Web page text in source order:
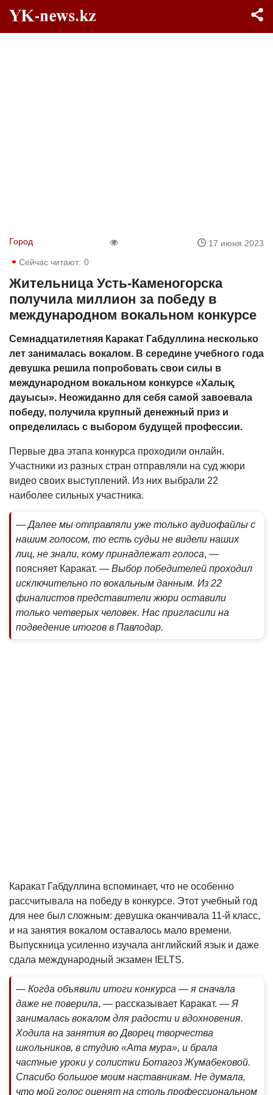
Город
17 июня 2023
Сейчас читают: 0
Жительница Усть-Каменогорска
получила миллион за победу в
международном вокальном конкурсе
Семнадцатилетняя Каракат Габдуллина несколько
лет занималась вокалом. В середине учебного года
девушка решила попробовать свои силы в
международном вокальном конкурсе «Халық
дауысы». Неожиданно для себя самой завоевала
победу, получила крупный денежный приз и
определилась с выбором будущей профессии.
Первые два этапа конкурса проходили онлайн.
Участники из разных стран отправляли на суд жюри
видео своих выступлений. Из них выбрали 22
наиболее сильных участника.
— Далее мы отправляли уже только аудиофайлы с
нашим голосом, то есть судьи не видели наших
лиц, не знали, кому принадлежат голоса, —
поясняет Каракат. — Выбор победителей проходил
исключительно по вокальным данным. Из 22
финалистов представители жюри оставили
только четверых человек. Нас пригласили на
подведение итогов в Павлодар.
Каракат Габдуллина вспоминает, что не особенно
рассчитывала на победу в конкурсе. Этот учебный год
для нее был сложным: девушка оканчивала 11-й класс,
и на занятия вокалом оставалось мало времени.
Выпускница усиленно изучала английский язык и даже
сдала международный экзамен IELTS.
— Когда объявили итоги конкурса — я сначала
даже не поверила, — рассказывает Каракат. — Я
занималась вокалом для радости и вдохновения.
Ходила на занятия во Дворец творчества
школьников, в студию «Ата мура», и брала
частные уроки у солистки Ботагоз Жумабековой.
Спасибо большое моим наставникам. Не думала,
что мой голос оценят на столь профессиональном